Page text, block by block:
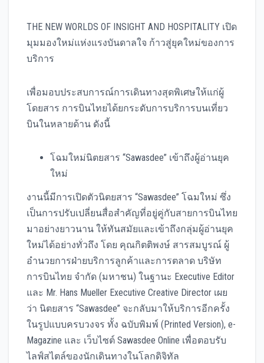
THE NEW WORLDS OF INSIGHT AND HOSPITALITY เปิด
มุมมองใหม่แห่งแรงบันดาลใจ ก้าวสู่ยุคใหม่ของการ
บริการ
เพื่อมอบประสบการณ์การเดินทางสุดพิเศษให้แก่ผู้
โดยสาร การบินไทยได้ยกระดับการบริการบนเที่ยว
บินในหลายด้าน ดังนี้
โฉมใหม่นิตยสาร “Sawasdee” เข้าถึงผู้อ่านยุค
ใหม่
งานนี้มีการเปิดตัวนิตยสาร “Sawasdee” โฉมใหม่ ซึ่ง
เป็นการปรับเปลี่ยนสื่อสำคัญที่อยู่คู่กับสายการบินไทย
มาอย่างยาวนาน ให้ทันสมัยและเข้าถึงกลุ่มผู้อ่านยุค
ใหม่ได้อย่างทั่วถึง โดย คุณกิตติพงษ์ สารสมบูรณ์ ผู้
อำนวยการฝ่ายบริการลูกค้าและการตลาด บริษัท
การบินไทย จำกัด (มหาชน) ในฐานะ Executive Editor
และ Mr. Hans Mueller Executive Creative Director เผย
ว่า นิตยสาร “Sawasdee” จะกลับมาให้บริการอีกครั้ง
ในรูปแบบครบวงจร ทั้ง ฉบับพิมพ์ (Printed Version), e-
Magazine และ เว็บไซต์ Sawasdee Online เพื่อตอบรับ
ไลฟ์สไตล์ของนักเดินทางในโลกดิจิทัล